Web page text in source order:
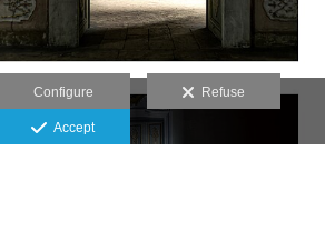
Configure Refuse
Accept